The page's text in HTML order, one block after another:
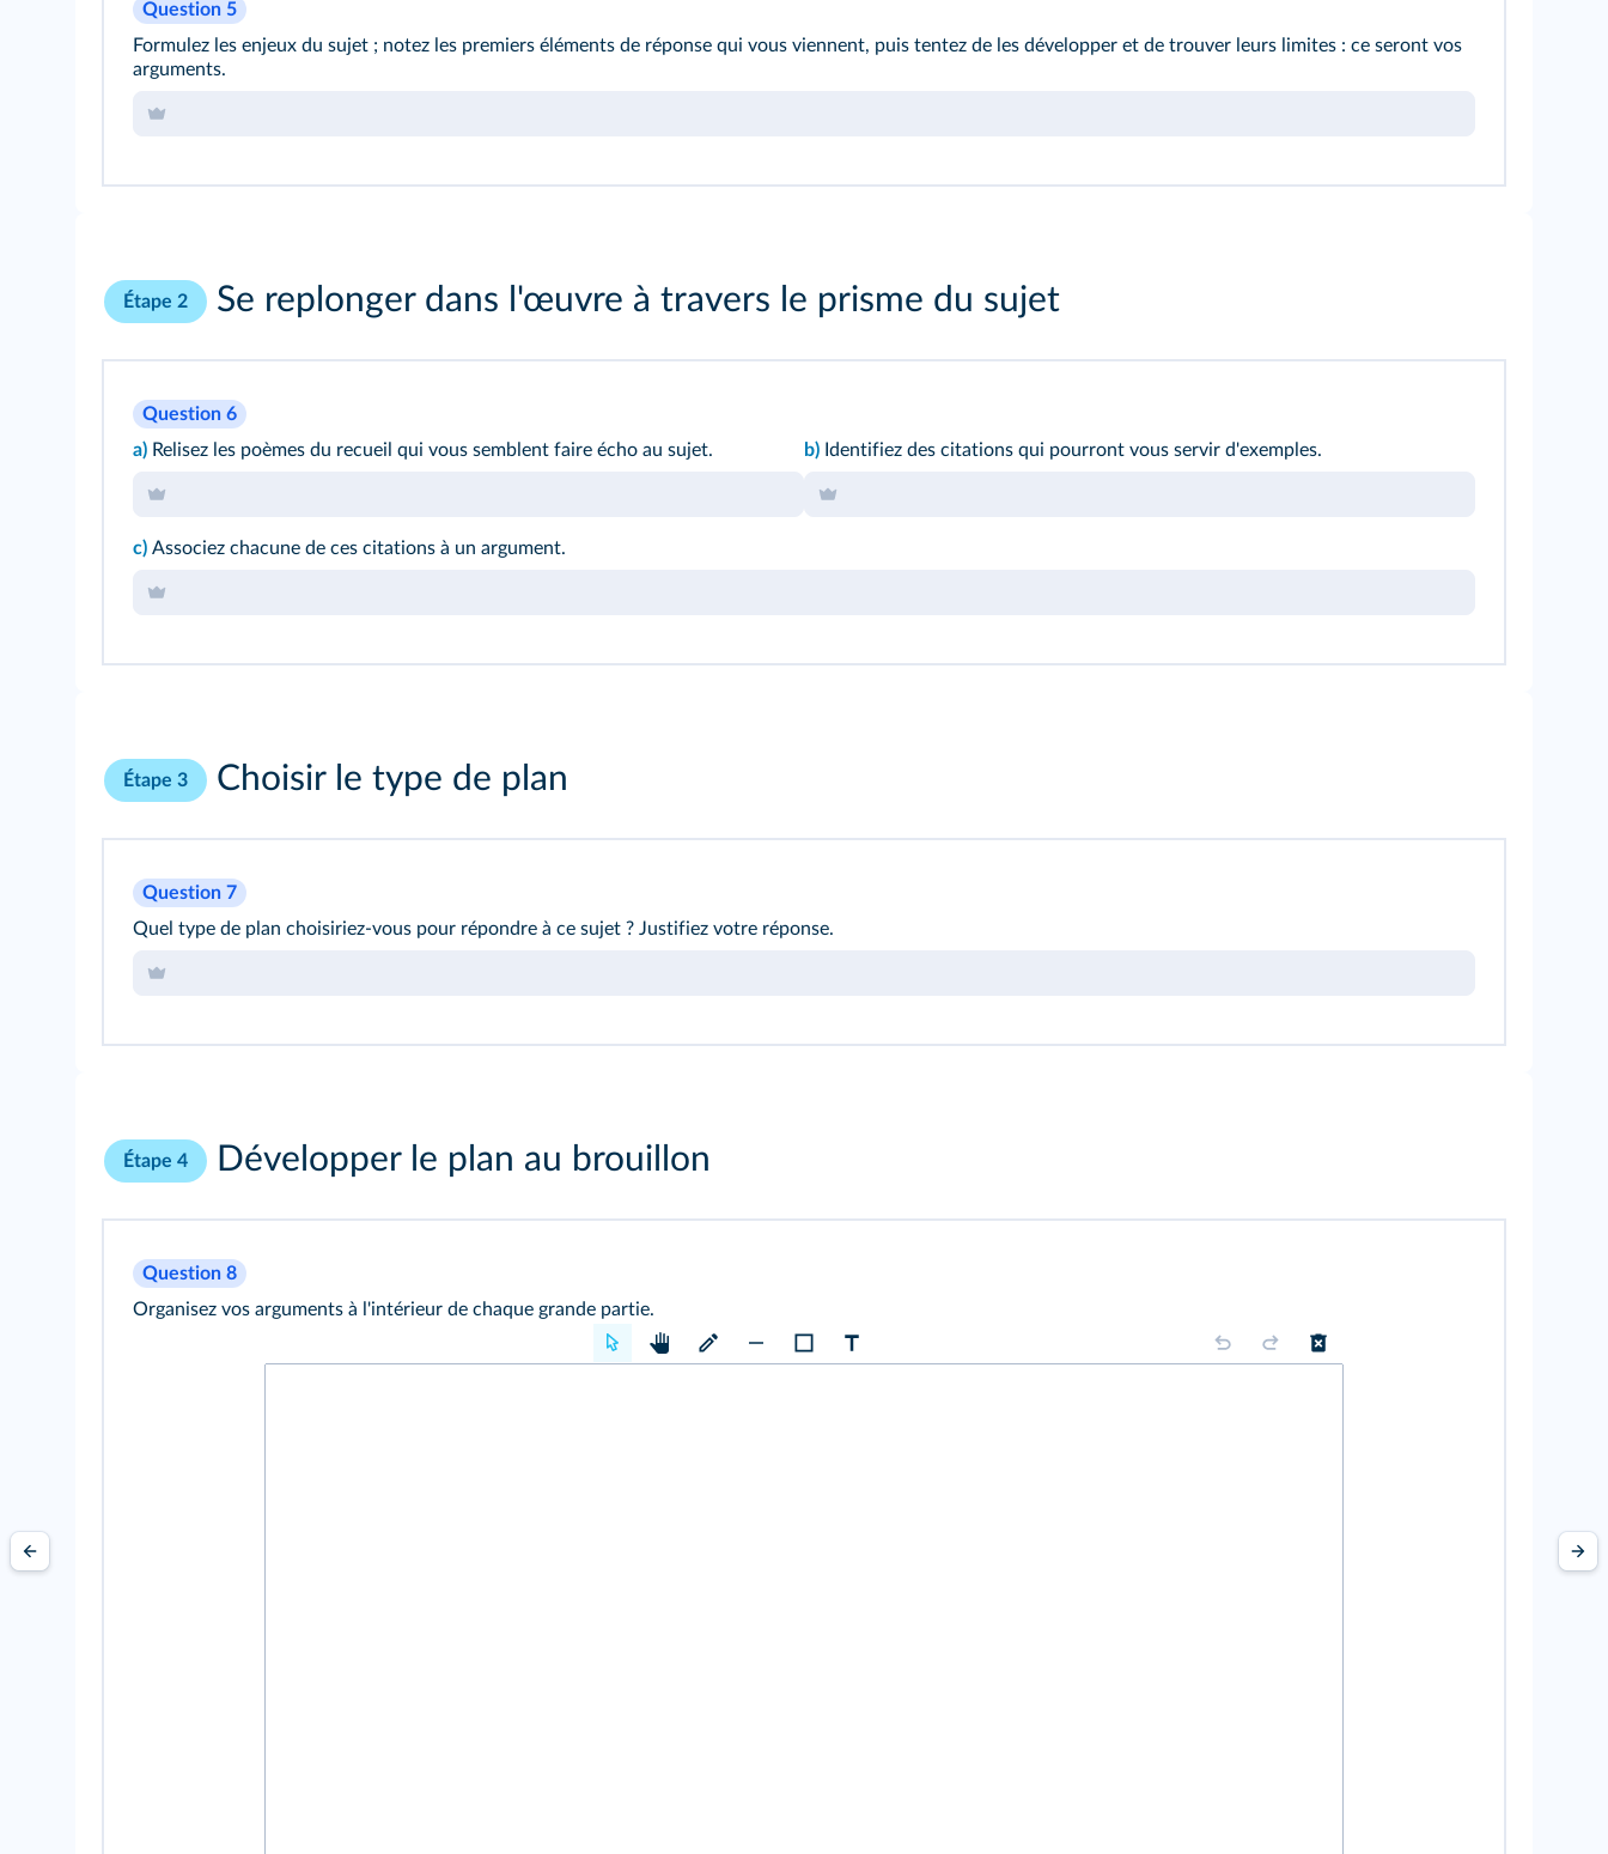
Question 5
Formulez les enjeux du sujet ; notez les premiers éléments de réponse qui vous viennent, puis tentez de les développer et de trouver leurs limites : ce seront vos
arguments.
Étape 2 Se replonger dans l'œuvre à travers le prisme du sujet
Question 6
a) Relisez les poèmes du recueil qui vous semblent faire écho au sujet. b) Identifiez des citations qui pourront vous servir d'exemples.
c) Associez chacune de ces citations à un argument.
Étape 3 Choisir le type de plan
Question 7
Quel type de plan choisiriez-vous pour répondre à ce sujet ? Justifiez votre réponse.
Étape 4 Développer le plan au brouillon
Question 8
Organisez vos arguments à l'intérieur de chaque grande partie.